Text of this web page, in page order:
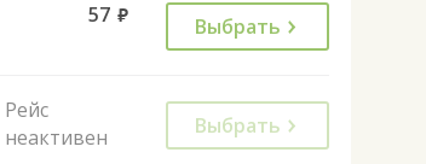
57 руб. Выбрать
Рейс
неактивен
Выбрать